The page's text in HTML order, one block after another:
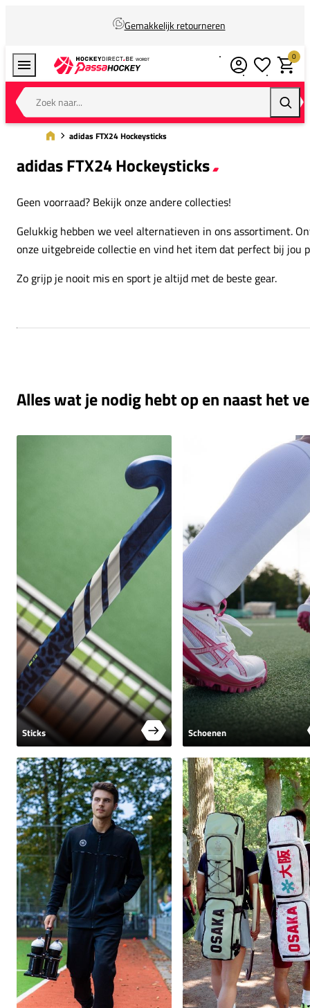
Gemakkelijk retourneren
Zoek naar...
0
adidas FTX24 Hockeysticks
adidas FTX24 Hockeysticks
Geen voorraad? Bekijk onze andere collecties!
Gelukkig hebben we veel alternatieven in ons assortiment.
onze uitgebreide collectie en vind het item dat perfect bij jou
Zo grijp je nooit mis en sport je altijd met de beste gear.
Alles wat je nodig hebt op en naast het
Sticks Schoenen